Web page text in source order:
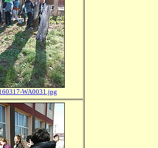
WA0031.jpg